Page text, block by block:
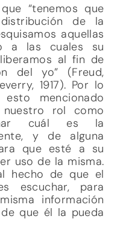
“tenemos que
de la
aquellas
a las cuales su
al fin de
del yo” (Freud,
1917). Por lo
mencionado
rol como
cuál es la
y de alguna
que esté a su
uso de la misma.
hecho de que el
escuchar, para
información
que él la pueda